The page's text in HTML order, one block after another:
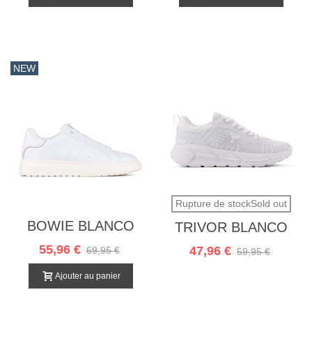
NEW
BOWIE BLANCO
55,96 € 69,95 €
Ajouter au panier
Rupture de stockSold out
TRIVOR BLANCO
47,96 € 59,95 €